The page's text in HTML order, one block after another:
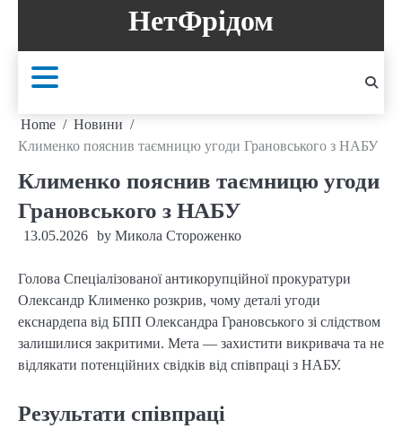
content
НетФрідом
Home
Новини
Клименко пояснив таємницю угоди Грановського з НАБУ
Клименко пояснив таємницю угоди
Грановського з НАБУ
13.05.2026 by Микола Стороженко
Голова Спеціалізованої антикорупційної прокуратури
Олександр Клименко розкрив, чому деталі угоди
екснардепа від БПП Олександра Грановського зі слідством
залишилися закритими. Мета — захистити викривача та не
відлякати потенційних свідків від співпраці з НАБУ.
Результати співпраці